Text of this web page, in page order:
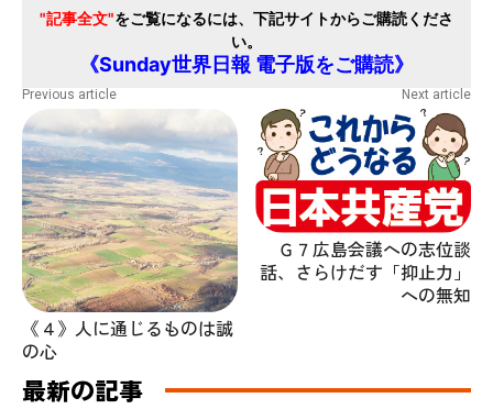
"記事全文"をご覧になるには、下記サイトからご購読くださ
い。
《Sunday世界日報 電子版をご購読》
Previous article
《４》人に通じるものは誠
の心
Next article
Ｇ７広島会議への志位談
話、さらけだす「抑止力」
への無知
最新の記事